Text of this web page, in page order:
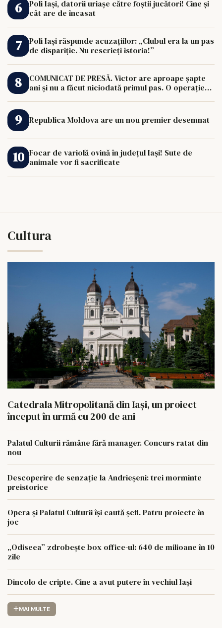
Poli Iași, datorii uriașe către foștii jucători! Cine și
cât are de încasat
Poli Iași răspunde acuzațiilor: „Clubul era la un pas
de dispariție. Nu rescrieți istoria!”
COMUNICAT DE PRESĂ. Victor are aproape șapte
ani și nu a făcut niciodată primul pas. O operație
Republica Moldova are un nou premier desemnat
Focar de variolă ovină în județul Iași! Sute de
animale vor fi sacrificate
Cultura
Catedrala Mitropolitană din Iași, un proiect
început în urmă cu 200 de ani
Palatul Culturii rămâne fără manager. Concurs ratat din
nou
Descoperire de senzație la Andrieșeni: trei morminte
preistorice
Opera și Palatul Culturii își caută șefi. Patru proiecte în
joc
„Odiseea” zdrobește box office-ul: 640 de milioane în 10
zile
Dincolo de cripte. Cine a avut putere în vechiul Iași
MAI MULTE